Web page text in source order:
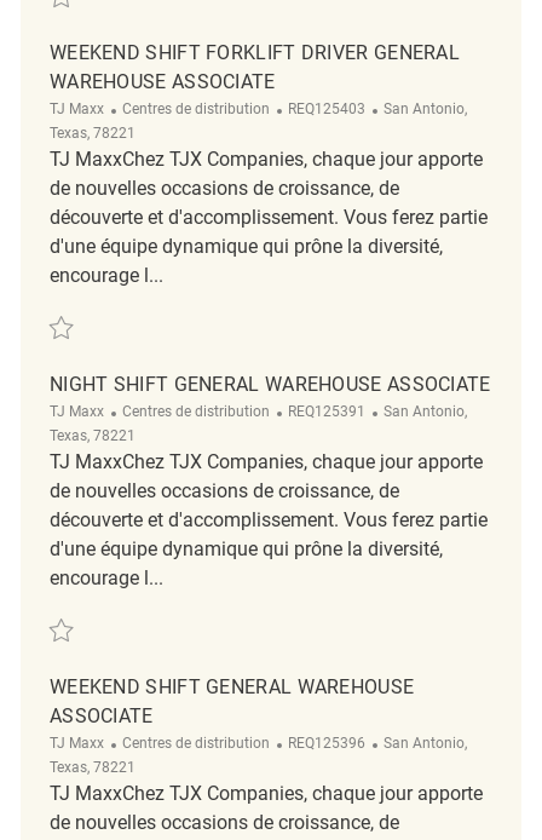
WEEKEND SHIFT FORKLIFT DRIVER GENERAL
WAREHOUSE ASSOCIATE
TJ Maxx Catégorie
Centres de distribution ReqId
REQ125403 Emplacement
San Antonio,
Texas, 78221
TJ MaxxChez TJX Companies, chaque jour apporte
de nouvelles occasions de croissance, de
découverte et d'accomplissement. Vous ferez partie
d'une équipe dynamique qui prône la diversité,
encourage l...
Sauvegarder Weekend Shift Forklift Driver General Warehouse
NIGHT SHIFT GENERAL WAREHOUSE ASSOCIATE
TJ Maxx Catégorie
Centres de distribution ReqId
REQ125391 Emplacement
San Antonio,
Texas, 78221
TJ MaxxChez TJX Companies, chaque jour apporte
de nouvelles occasions de croissance, de
découverte et d'accomplissement. Vous ferez partie
d'une équipe dynamique qui prône la diversité,
encourage l...
Sauvegarder Night Shift General Warehouse Associate REQ125391
WEEKEND SHIFT GENERAL WAREHOUSE
ASSOCIATE
TJ Maxx Catégorie
Centres de distribution ReqId
REQ125396 Emplacement
San Antonio,
Texas, 78221
TJ MaxxChez TJX Companies, chaque jour apporte
de nouvelles occasions de croissance, de